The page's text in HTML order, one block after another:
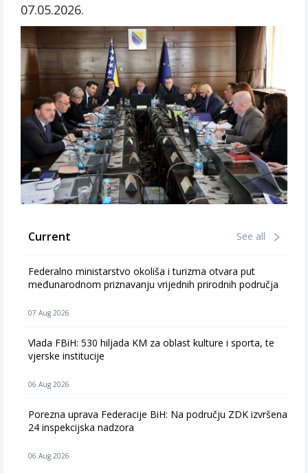
07.05.2026.
Current See all
Federalno ministarstvo okoliša i turizma otvara put
međunarodnom priznavanju vrijednih prirodnih područja
07 Aug 2026
Vlada FBiH: 530 hiljada KM za oblast kulture i sporta, te
vjerske institucije
06 Aug 2026
Porezna uprava Federacije BiH: Na području ZDK izvršena
24 inspekcijska nadzora
06 Aug 2026